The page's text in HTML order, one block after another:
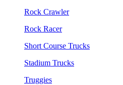
Rock Crawler
Rock Racer
Short Course Trucks
Stadium Trucks
Truggies